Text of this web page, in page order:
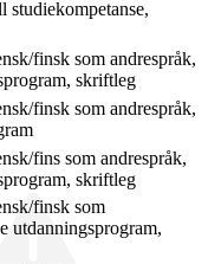
finsk som andrespråk,
skriftleg
finsk som andrespråk,
fins som andrespråk,
skriftleg
finsk som
utdanningsprogram,